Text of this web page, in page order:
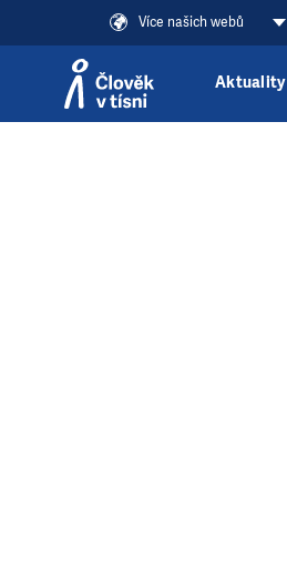
Více našich webů
Aktuality